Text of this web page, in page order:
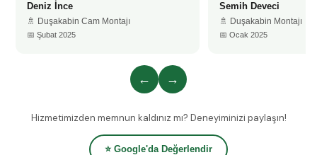
Deniz İnce
🚿 Duşakabin Cam Montajı
📅 Şubat 2025
Semih Deveci
🚿 Duşakabin Montajı
📅 Ocak 2025
← →
Hizmetimizden memnun kaldınız mı? Deneyiminizi paylaşın!
⭐ Google'da Değerlendir